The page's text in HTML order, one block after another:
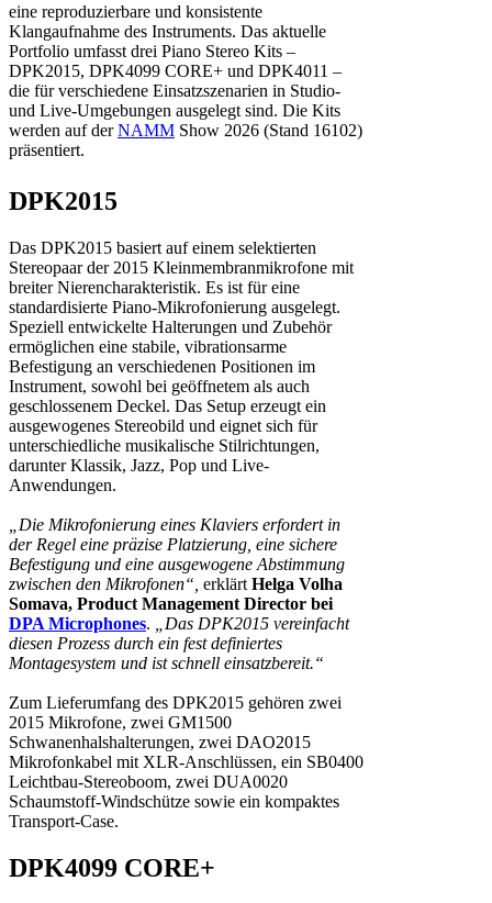
eine reproduzierbare und konsistente
Klangaufnahme des Instruments. Das aktuelle
Portfolio umfasst drei Piano Stereo Kits –
DPK2015, DPK4099 CORE+ und DPK4011 –
die für verschiedene Einsatzszenarien in Studio-
und Live-Umgebungen ausgelegt sind. Die Kits
werden auf derNAMM Show 2026 (Stand 16102)
präsentiert.
DPK2015
Das DPK2015 basiert auf einem selektierten
Stereopaar der 2015 Kleinmembranmikrofone mit
breiter Nierencharakteristik. Es ist für eine
standardisierte Piano-Mikrofonierung ausgelegt.
Speziell entwickelte Halterungen und Zubehör
ermöglichen eine stabile, vibrationsarme
Befestigung an verschiedenen Positionen im
Instrument, sowohl bei geöffnetem als auch
geschlossenem Deckel. Das Setup erzeugt ein
ausgewogenes Stereobild und eignet sich für
unterschiedliche musikalische Stilrichtungen,
darunter Klassik, Jazz, Pop und Live-
Anwendungen.
„Die Mikrofonierung eines Klaviers erfordert in
der Regel eine präzise Platzierung, eine sichere
Befestigung und eine ausgewogene Abstimmung
zwischen den Mikrofonen“, erklärt Helga Volha
Somava, Product Management Director bei
DPA Microphones.
„Das DPK2015 vereinfacht
diesen Prozess durch ein fest definiertes
Montagesystem und ist schnell einsatzbereit.“
Zum Lieferumfang des DPK2015 gehören zwei
2015 Mikrofone, zwei GM1500
Schwanenhalshalterungen, zwei DAO2015
Mikrofonkabel mit XLR-Anschlüssen, ein SB0400
Leichtbau-Stereoboom, zwei DUA0020
Schaumstoff-Windschütze sowie ein kompaktes
Transport-Case.
DPK4099 CORE+